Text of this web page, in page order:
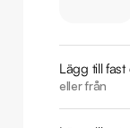
Jämför
Övrig
Lägg till
eller från